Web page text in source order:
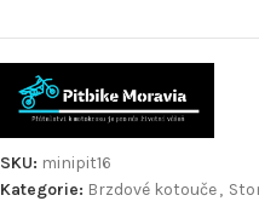
SKU: minipit16
Kategorie: Brzdové kotouče,